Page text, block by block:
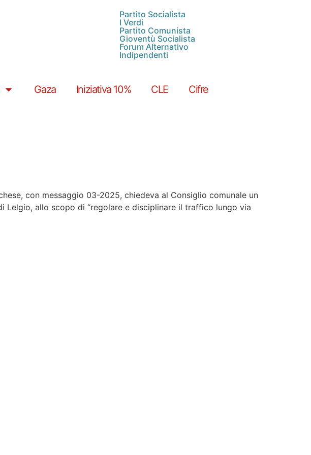
Partito Socialista
I Verdi
Partito Comunista
Gioventù Socialista
Forum Alternativo
Indipendenti
Gaza Iniziativa 10% CLE
Cifre
con messaggio 03-2025, chiedeva al Consiglio comunale un
Lelgio, allo scopo di “regolare e disciplinare il traffico lungo via